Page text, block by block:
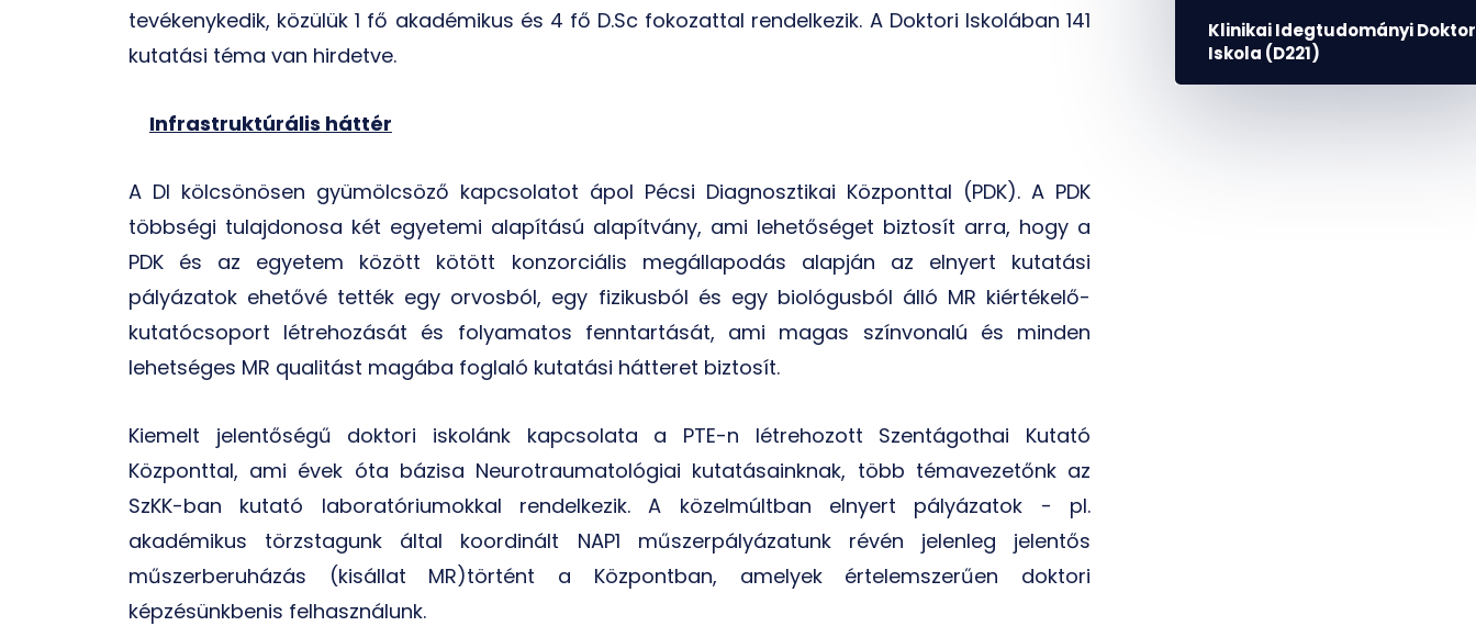
tevékenykedik, közülük 1 fő akadémikus és 4 fő D.Sc fokozattal rendelkezik. A Doktori Iskolában 141
kutatási téma van hirdetve.
Infrastruktúrális háttér
A DI kölcsönösen gyümölcsöző kapcsolatot ápol Pécsi Diagnosztikai Központtal (PDK). A PDK
többségi tulajdonosa két egyetemi alapítású alapítvány, ami lehetőséget biztosít arra, hogy a
PDK és az egyetem között kötött konzorciális megállapodás alapján az elnyert kutatási
pályázatok ehetővé tették egy orvosból, egy fizikusból és egy biológusból álló MR kiértékelő-
kutatócsoport létrehozását és folyamatos fenntartását, ami magas színvonalú és minden
lehetséges MR qualitást magába foglaló kutatási hátteret biztosít.
Kiemelt jelentőségű doktori iskolánk kapcsolata a PTE-n létrehozott Szentágothai Kutató
Központtal, ami évek óta bázisa Neurotraumatológiai kutatásainknak, több témavezetőnk az
SzKK-ban kutató laboratóriumokkal rendelkezik. A közelmúltban elnyert pályázatok - pl.
akadémikus törzstagunk által koordinált NAP1 műszerpályázatunk révén jelenleg jelentős
műszerberuházás (kisállat MR)történt a Központban, amelyek értelemszerűen doktori
képzésünkbenis felhasználunk.
Klinikai Idegtudományi
Iskola (D221)